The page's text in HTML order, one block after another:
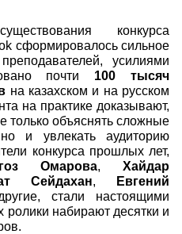
конкурса
сформировалось сильное
усилиями
почти 100 тысяч
на казахском и на русском
на практике доказывают,
только объяснять сложные
и увлекать аудиторию
конкурса прошлых лет,
Омарова, Хайдар
Сейдахан,
Евгений
стали настоящими
набирают десятки и